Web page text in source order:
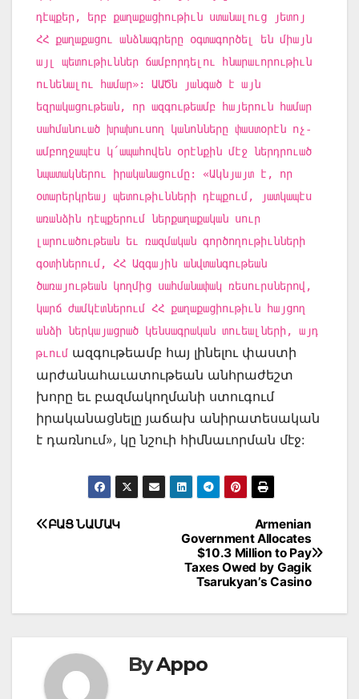
դէպքեր, երբ քաղաքացիութիւն ստանալուց յետոյ
ՀՀ քաղաքացու անձնագրերը օգտագործել են միայն
այլ պետութիւններ ճամբորդելու հնարաւորութիւն
ունենալու համար»: ԱԱԾն յանգած է այն
եզրակացութեան, որ ազգութեամբ հայերուն համար
սահմանուած խրախուսող կանոնները փաստօրէն ոչ-
ամբողջապէս կ՛ապահովեն օրէնքին մէջ ներդրուած
նպատակներու իրականացումը: «Ակնյայտ է, որ
օտարերկրեայ պետութիւնների դէպքում, յատկապէս
առանձին դէպքերում ներքաղաքական սուր
լարուածութեան եւ ռազմական գործողութիւնների
գօտիներում, ՀՀ Ազգային անվտանգութեան
ծառայութեան կողմից սահմանափակ ռեսուրսներով,
կարճ ժամկէտներում ՀՀ քաղաքացիութիւն հայցող
անձի ներկայացրած կենսագրական տուեալների, այդ
թւում ազգութեամբ հայ լինելու փաստի
արժանահաւատութեան անհրաժեշտ
խորը եւ բազմակողմանի ստուգում
իրականացնելը յաճախ անիրատեսական
է դառնում», կը նշուի հիմնաւորման մէջ:
Post
Armenian
Government Allocates
$10.3 Million to Pay
Taxes Owed by Gagik
Tsarukyan’s Casino
ԲԱՑ ՆԱՄԱԿ
ByAppo